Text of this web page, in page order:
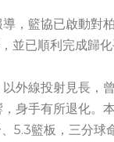
，籃協已啟動對
並已順利完成歸化
外線投射見長，
身手有所退化。
5.3籃板，三分球